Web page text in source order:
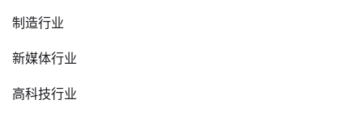
制造行业
新媒体行业
高科技行业